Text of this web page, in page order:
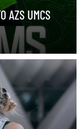
AZS UMCS